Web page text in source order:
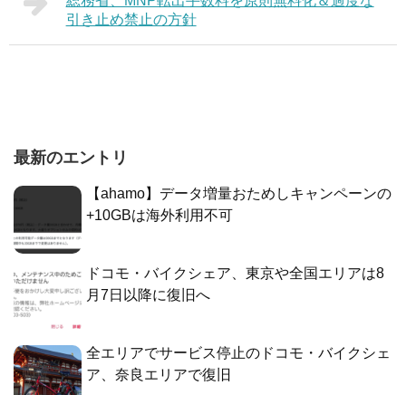
引き止め禁止の方針
最新のエントリ
【ahamo】データ増量おためしキャンペーンの
+10GBは海外利用不可
ドコモ・バイクシェア、東京や全国エリアは8
月7日以降に復旧へ
全エリアでサービス停止のドコモ・バイクシェ
ア、奈良エリアで復旧